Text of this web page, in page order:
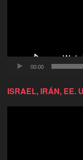
00:00
ISRAEL, IRÁN, EE.